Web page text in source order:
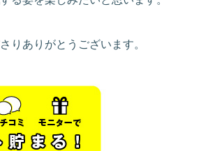
りありがとうございます。